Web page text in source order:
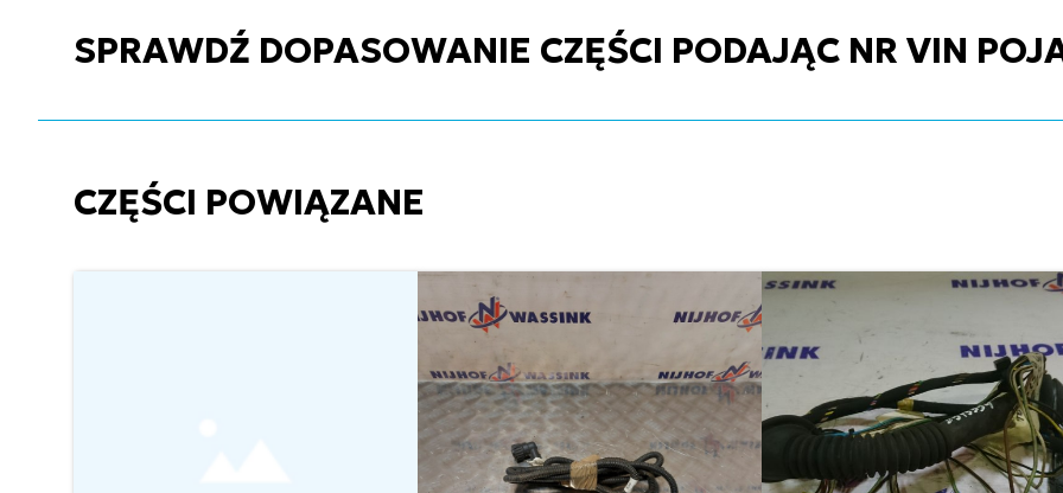
SPRAWDŹ DOPASOWANIE CZĘŚCI PODAJĄC NR VIN
CZĘŚCI POWIĄZANE